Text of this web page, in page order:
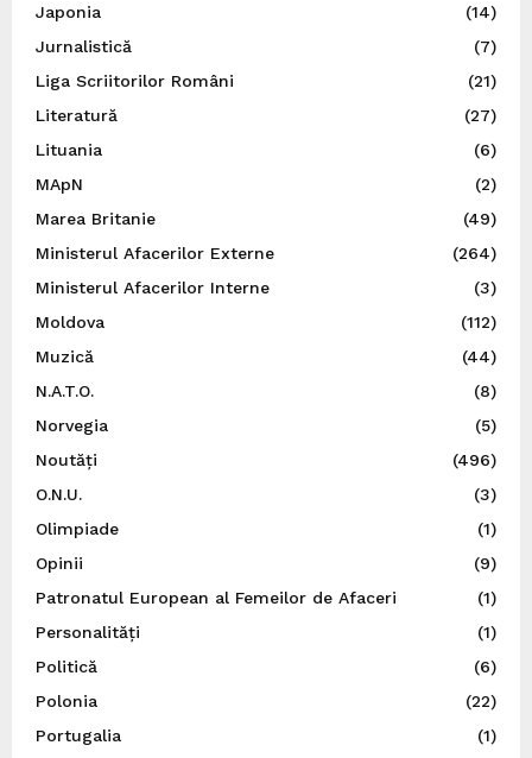
Japonia
(14)
Jurnalistică
(7)
Liga Scriitorilor Români
(21)
Literatură
(27)
Lituania
(6)
MApN
(2)
Marea Britanie
(49)
Ministerul Afacerilor Externe
(264)
Ministerul Afacerilor Interne
(3)
Moldova
(112)
Muzică
(44)
N.A.T.O.
(8)
Norvegia
(5)
Noutăți
(496)
O.N.U.
(3)
Olimpiade
(1)
Opinii
(9)
Patronatul European al Femeilor de Afaceri
(1)
Personalități
(1)
Politică
(6)
Polonia
(22)
Portugalia
(1)